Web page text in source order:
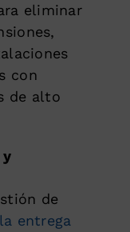
eliminar
con
de alto
y
de
entrega